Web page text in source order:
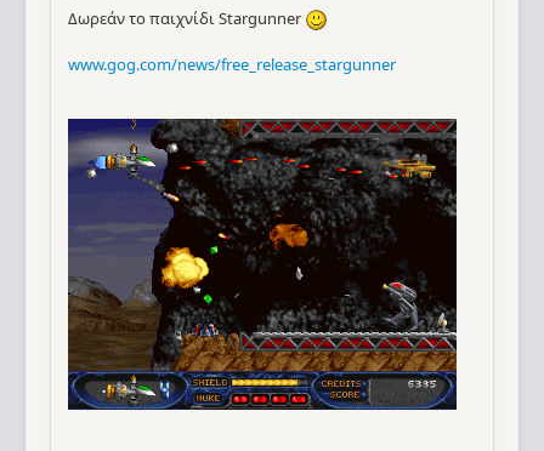
Δωρεάν το παιχνίδι Stargunner
www.gog.com/news/free_release_stargunner